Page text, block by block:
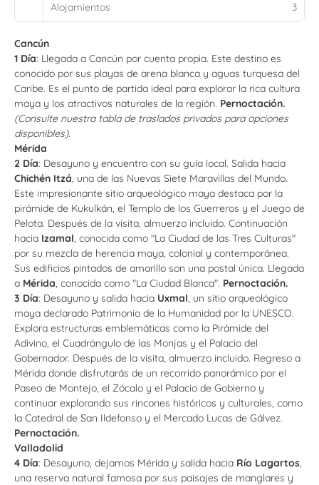
Alojamientos 3
Cancún
1 Día: Llegada a Cancún por cuenta propia. Este destino es
conocido por sus playas de arena blanca y aguas turquesa del
Caribe. Es el punto de partida ideal para explorar la rica cultura
maya y los atractivos naturales de la región. Pernoctación.
(Consulte nuestra tabla de traslados privados para opciones
disponibles).
Mérida
2 Día: Desayuno y encuentro con su guía local. Salida hacia
Chichén Itzá , una de las Nuevas Siete Maravillas del Mundo.
Este impresionante sitio arqueológico maya destaca por la
pirámide de Kukulkán, el Templo de los Guerreros y el Juego de
Pelota. Después de la visita, almuerzo incluido. Continuación
hacia Izamal , conocida como "La Ciudad de las Tres Culturas"
por su mezcla de herencia maya, colonial y contemporánea.
Sus edificios pintados de amarillo son una postal única. Llegada
a Mérida , conocida como "La Ciudad Blanca". Pernoctación.
3 Día: Desayuno y salida hacia Uxmal , un sitio arqueológico
maya declarado Patrimonio de la Humanidad por la UNESCO.
Explora estructuras emblemáticas como la Pirámide del
Adivino, el Cuadrángulo de las Monjas y el Palacio del
Gobernador. Después de la visita, almuerzo incluido. Regreso a
Mérida donde disfrutarás de un recorrido panorámico por el
Paseo de Montejo, el Zócalo y el Palacio de Gobierno y
continuar explorando sus rincones históricos y culturales, como
la Catedral de San Ildefonso y el Mercado Lucas de Gálvez.
Pernoctación.
Valladolid
4 Día: Desayuno, dejamos Mérida y salida hacia Río Lagartos
una reserva natural famosa por sus paisajes de manglares y